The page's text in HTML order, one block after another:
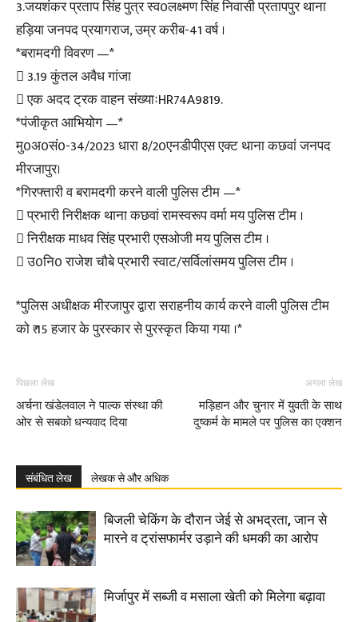
3.जयशंकर प्रताप सिंह पुत्र स्व0लक्ष्मण सिंह निवासी प्रतापपुर थाना
हड़िया जनपद प्रयागराज, उम्र करीब-41 वर्ष ।
*बरामदगी विवरण —*
 3.19 कुंतल अवैध गांजा
 एक अदद ट्रक वाहन संख्याःHR74A9819.
*पंजीकृत आभियोग —*
मु0अ0सं0-34/2023 धारा 8/20एनडीपीएस एक्ट थाना कछवां जनपद
मीरजापुर।
*गिरफ्तारी व बरामदगी करने वाली पुलिस टीम —*
 प्रभारी निरीक्षक थाना कछवां रामस्वरूप वर्मा मय पुलिस टीम ।
 निरीक्षक माधव सिंह प्रभारी एसओजी मय पुलिस टीम ।
 उ0नि0 राजेश चौबे प्रभारी स्वाट/सर्विलांसमय पुलिस टीम ।
*पुलिस अधीक्षक मीरजापुर द्वारा सराहनीय कार्य करने वाली पुलिस टीम
को ₹ 15 हजार के पुरस्कार से पुरस्कृत किया गया ।*
पिछला लेख
अर्चना खंडेलवाल ने पाल्क संस्था की
ओर से सबको धन्यवाद दिया
अगला लेख
मड़िहान और चुनार में युवती के साथ
दुष्कर्म के मामले पर पुलिस का एक्शन
संबंधित लेख लेखक से और अधिक
बिजली चेकिंग के दौरान जेई से अभद्रता, जान से
मारने व ट्रांसफार्मर उड़ाने की धमकी का आरोप
मिर्जापुर में सब्जी व मसाला खेती को मिलेगा बढ़ावा